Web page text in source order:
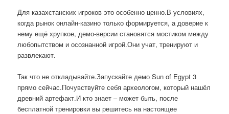
Для казахстанских игроков это особенно ценно.В условиях,
когда рынок онлайн-казино только формируется, а доверие к
нему ещё хрупкое, демо-версии становятся мостиком между
любопытством и осознанной игрой.Они учат, тренируют и
развлекают.
Так что не откладывайте.Запускайте демо Sun of Egypt 3
прямо сейчас.Почувствуйте себя археологом, который нашёл
древний артефакт.И кто знает – может быть, после
бесплатной тренировки вы решитесь на настоящее